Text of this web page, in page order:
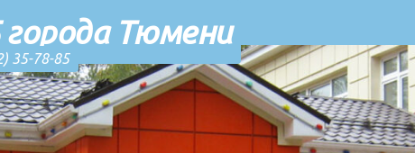
Тюмени
35-78-85